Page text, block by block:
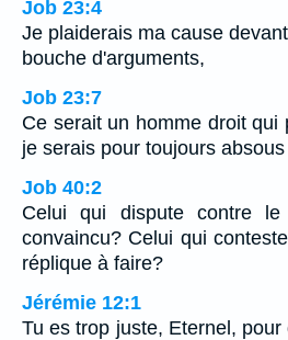
Job 23:4
Je plaiderais ma cause
bouche d'arguments,
Job 23:7
Ce serait un homme droit qui
je serais pour toujours
Job 40:2
Celui qui dispute contre le
convaincu? Celui qui
réplique à faire?
Jérémie 12:1
Tu es trop juste, Eternel,